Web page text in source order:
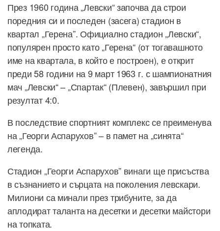
През 1960 година „Левски“ започва да строи
поредния си и последен (засега) стадион в
квартал „Герена”. Официално стадион „Левски“,
популярен просто като „Герена“ (от тогавашното
име на квартала, в който е построен), е открит
преди 58 години на 9 март 1963 г. с шампионатния
мач „Левски“ – „Спартак“ (Плевен), завършил при
резултат 4:0.
В последствие спортният комплекс се преименува
на „Георги Аспарухов” – в памет на „синята“
легенда.
Стадион „Георги Аспарухов” винаги ще присъства
в съзнанието и сърцата на поколения левскари.
Милиони са минали през трибуните, за да
аплодират таланта на десетки и десетки майстори
на топката.